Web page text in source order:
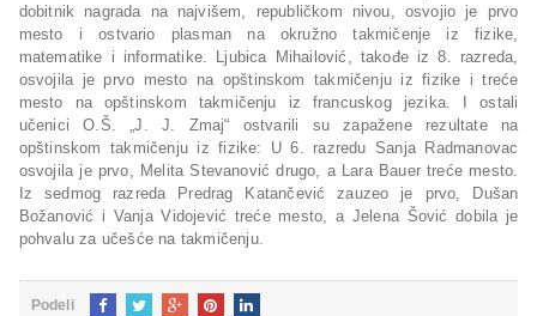
dobitnik nagrada na najvišem, republičkom nivou, osvojio je prvo
mesto i ostvario plasman na okružno takmičenje iz fizike,
matematike i informatike. Ljubica Mihailović, takođe iz 8. razreda,
osvojila je prvo mesto na opštinskom takmičenju iz fizike i treće
mesto na opštinskom takmičenju iz francuskog jezika. I ostali
učenici O.Š. „J. J. Zmaj“ ostvarili su zapažene rezultate na
opštinskom takmičenju iz fizike: U 6. razredu Sanja Radmanovac
osvojila je prvo, Melita Stevanović drugo, a Lara Bauer treće mesto.
Iz sedmog razreda Predrag Katančević zauzeo je prvo, Dušan
Božanović i Vanja Vidojević treće mesto, a Jelena Šović dobila je
pohvalu za učešće na takmičenju.
Podeli